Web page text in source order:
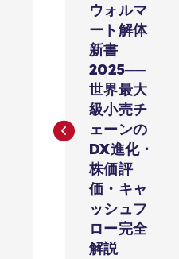
ビ
ゲ
ウォルマ
ート解体
新書
2025──
世界最大
級小売チ
ェーンの
DX進化・
株価評
価・キャ
ッシュフ
ロー完全
解説